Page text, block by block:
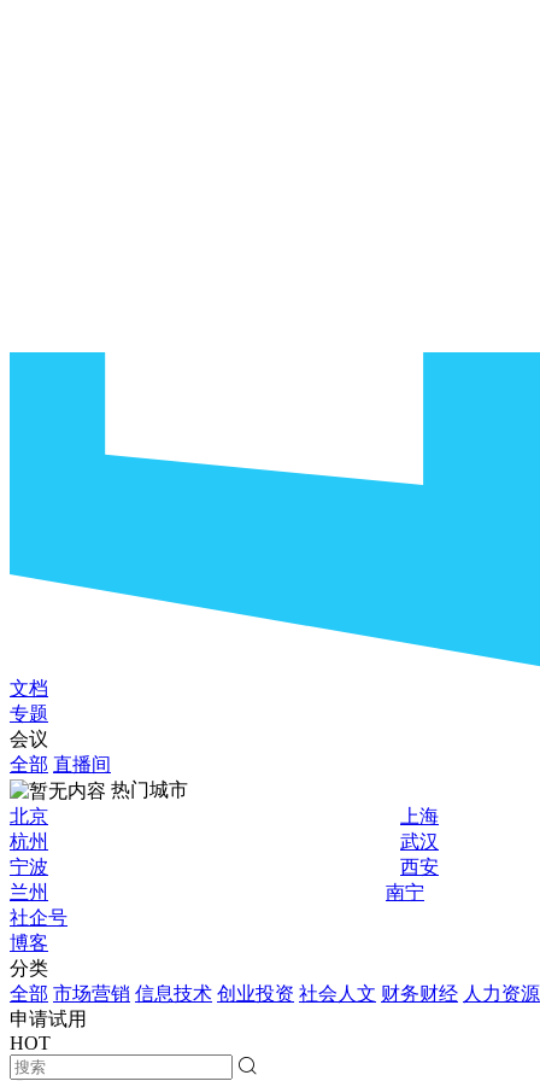
文档
专题
会议
全部 直播间
热门城市
北京
上海
杭州
武汉
宁波
西安
兰州
南宁
社企号
博客
分类
全部 市场营销 信息技术 创业投资 社会人文 财务财经 人力资源
申请试用
HOT